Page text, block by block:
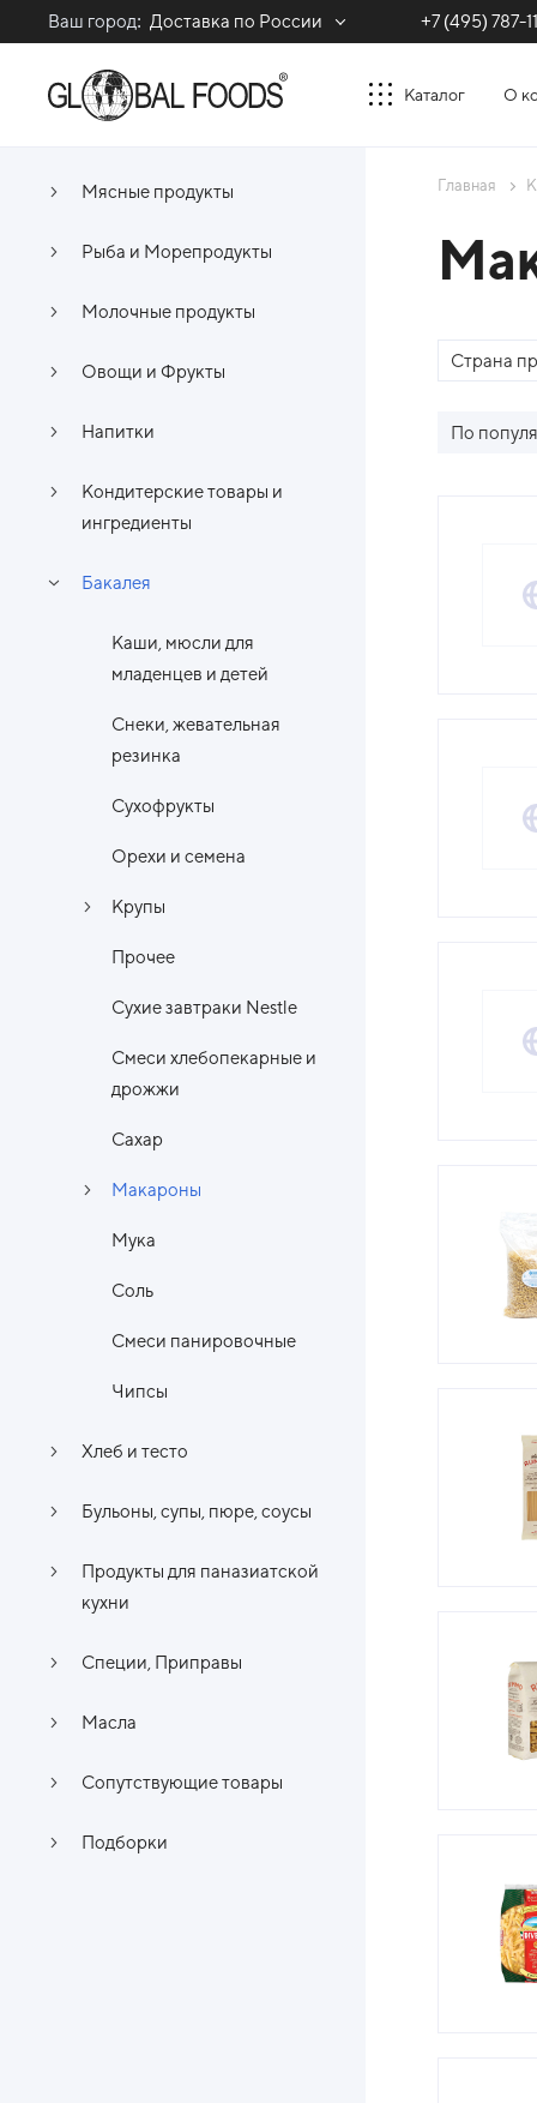
Ваш город: Доставка по России +7 (495) 787-
Каталог О
Главная
Страна
По
Мясные продукты
Рыба и Морепродукты
Молочные продукты
Овощи и Фрукты
Напитки
Кондитерские товары и
ингредиенты
Бакалея
Каши, мюсли для
младенцев и детей
Снеки, жевательная
резинка
Сухофрукты
Орехи и семена
Крупы
Прочее
Сухие завтраки Nestle
Смеси хлебопекарные и
дрожжи
Сахар
Макароны
Мука
Соль
Смеси панировочные
Чипсы
Хлеб и тесто
Бульоны, супы, пюре, соусы
Продукты для паназиатской
кухни
Специи, Приправы
Масла
Сопутствующие товары
Подборки